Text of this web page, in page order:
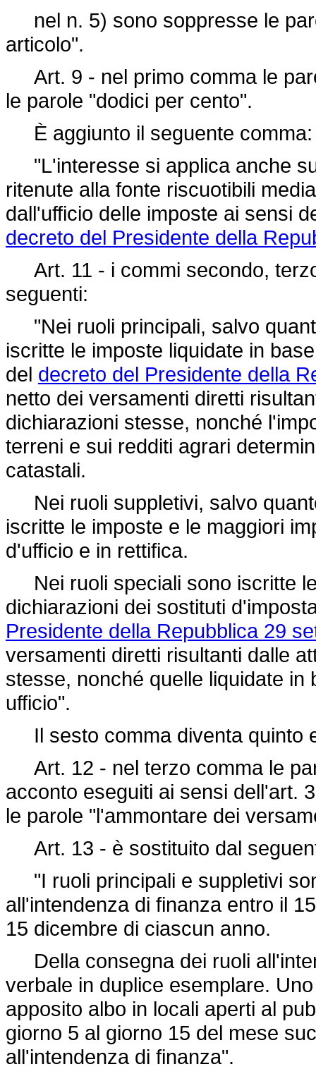
nel n. 5) sono soppresse le
articolo".
Art. 9 - nel primo comma le
le parole "dodici per cento".
È aggiunto il seguente comma:
"L'interesse si applica anche
ritenute alla fonte riscuotibili
dall'ufficio delle imposte ai sensi
decreto del Presidente della
Art. 11 - i commi secondo,
seguenti:
"Nei ruoli principali, salvo
iscritte le imposte liquidate in
del decreto del Presidente della
netto dei versamenti diretti
dichiarazioni stesse, nonché
terreni e sui redditi agrari
catastali.
Nei ruoli suppletivi, salvo
iscritte le imposte e le maggiori
d'ufficio e in rettifica.
Nei ruoli speciali sono iscritte
dichiarazioni dei sostituti
Presidente della Repubblica 29
versamenti diretti risultanti dalle
stesse, nonché quelle liquidate
ufficio".
Il sesto comma diventa quinto
Art. 12 - nel terzo comma le
acconto eseguiti ai sensi dell'art.
le parole "l'ammontare dei
Art. 13 - è sostituito dal
"I ruoli principali e suppletivi
all'intendenza di finanza entro il
15 dicembre di ciascun anno.
Della consegna dei ruoli
verbale in duplice esemplare.
apposito albo in locali aperti al
giorno 5 al giorno 15 del mese
all'intendenza di finanza".